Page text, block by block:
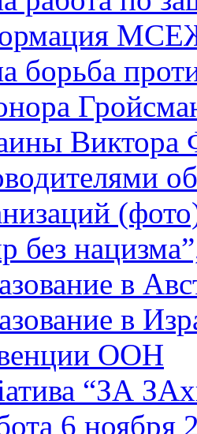
борьба
Виктора
без
в
в
ООН
“ЗА
6 ноября